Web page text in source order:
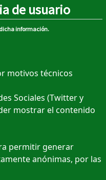
de usuario
información.
motivos técnicos
Sociales (Twitter y
mostrar el contenido
permitir generar
anónimas, por las